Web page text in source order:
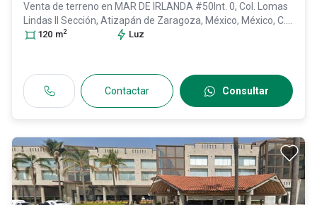
Venta de terreno en MAR DE IRLANDA #50Int. 0, Col. Lomas
Lindas II Sección, Atizapán de Zaragoza, México, México, C.P.
52947, ID:
120 m2 Luz
Contactar Consultar